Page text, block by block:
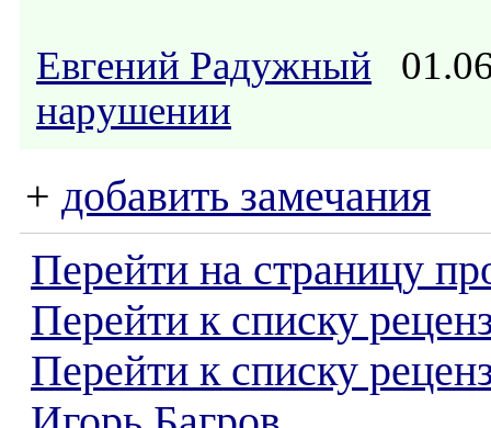
Евгений Радужный
нарушении
+ добавить замечания
Перейти на страницу
Перейти к списку
Перейти к списку